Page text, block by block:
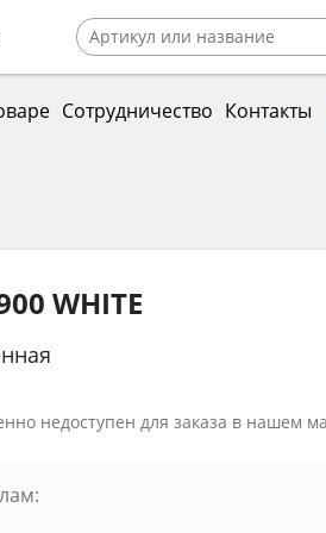
Сотрудничество Контакты
WHITE
недоступен для заказа в нашем